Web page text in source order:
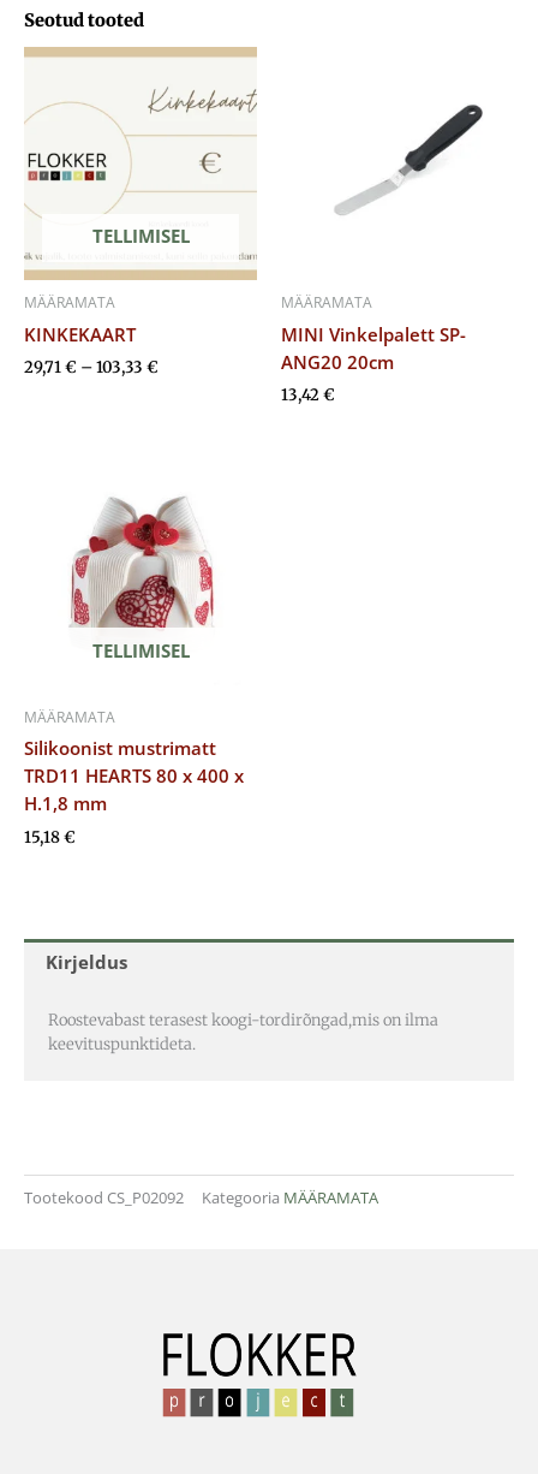
Kirjeldus
Roostevabast terasest koogi-tordirõngad,mis on ilma
keevituspunktideta.
Tootekood CS_P02092 Kategooria MÄÄRAMATA
Seotud tooted
TELLIMISEL
MÄÄRAMATA
KINKEKAART
29,71€ –103,33 €
Hinnavahemik:
kuni
103,33 €
MÄÄRAMATA
MINI Vinkelpalett SP-
ANG20 20cm
13,42€
TELLIMISEL
MÄÄRAMATA
Silikoonist mustrimatt
TRD11 HEARTS 80 x 400 x
H.1,8 mm
15,18€